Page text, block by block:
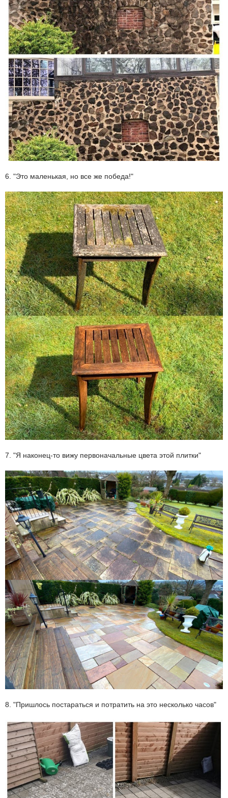
6. "Это маленькая, но все же победа!"
7. "Я наконец-то вижу первоначальные цвета этой плитки"
8. "Пришлось постараться и потратить на это несколько часов"